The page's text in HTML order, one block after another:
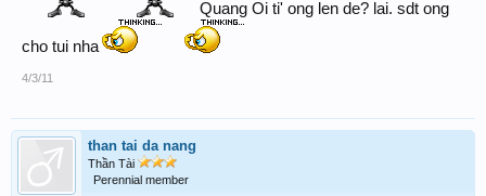
Quang Oi ti' ong len de? lai. sdt ong
cho tui nha
4/3/11
than tai da nang
Thần Tài
Perennial member